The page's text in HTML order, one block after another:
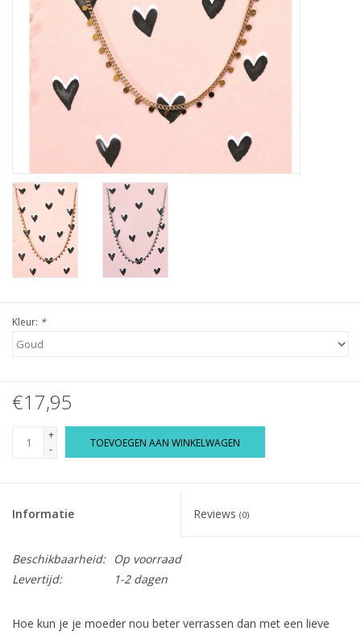
Kleur: *
€17,95
+
-
TOEVOEGEN AAN WINKELWAGEN
Informatie Reviews (0)
Beschikbaarheid:
Op voorraad
Levertijd:
1-2 dagen
Hoe kun je je moeder nou beter verrassen dan met een lieve